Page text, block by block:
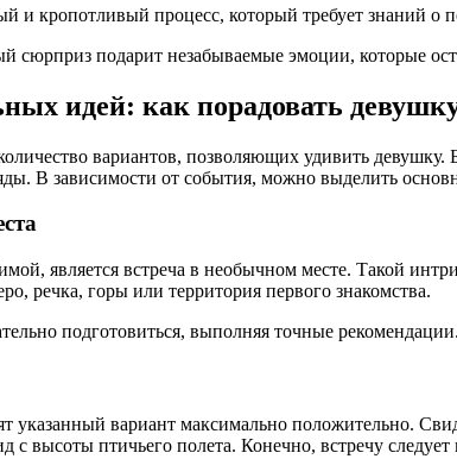
и кропотливый процесс, который требует знаний о
сюрприз подарит незабываемые эмоции, которые
идей: как порадовать
вариантов, позволяющих удивить
В зависимости от события, можно выделить
является встреча в необычном месте. Такой
речка, горы или территория первого знакомства.
подготовиться, выполняя точные рекомендации.
указанный вариант максимально положительно.
с высоты птичьего полета. Конечно, встречу